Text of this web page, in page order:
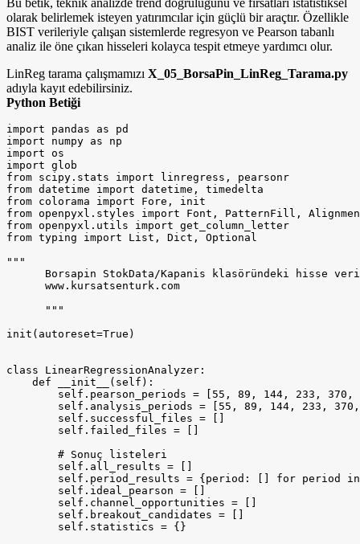
Bu betik, teknik analizde trend doğruluğunu ve fırsatları istatistiksel
olarak belirlemek isteyen yatırımcılar için güçlü bir araçtır. Özellikle
BIST verileriyle çalışan sistemlerde regresyon ve Pearson tabanlı
analiz ile öne çıkan hisseleri kolayca tespit etmeye yardımcı olur.
LinReg tarama çalışmamızı X_05_BorsaPin_LinReg_Tarama.py
adıyla kayıt edebilirsiniz.
Python Betiği
import pandas as pd
import numpy as np
import os
import glob
from scipy.stats import linregress, pearsonr
from datetime import datetime, timedelta
from colorama import Fore, init
from openpyxl.styles import Font, PatternFill,
from openpyxl.utils import get_column_letter
from typing import List, Dict, Optional
"""
Borsapin StokData/Kapanis klasöründeki hisse
      www.kursatsenturk.com
      """
init(autoreset=True)
class LinearRegressionAnalyzer:
    def __init__(self):
self.pearson_periods = [55, 89, 144, 233, 370,
self.analysis_periods = [55, 89, 144, 233,
        self.successful_files = []
        self.failed_files = []
        # Sonuç listeleri
        self.all_results = []
self.period_results = {period: [] for period
        self.ideal_pearson = []
        self.channel_opportunities = []
        self.breakout_candidates = []
        self.statistics = {}